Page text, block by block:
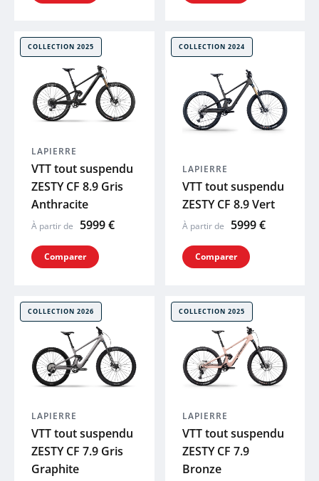
COLLECTION 2025
LAPIERRE
VTT tout suspendu
ZESTY CF 8.9 Gris
Anthracite
À partir de 5999 €
Comparer
COLLECTION 2024
LAPIERRE
VTT tout suspendu
ZESTY CF 8.9 Vert
À partir de 5999 €
Comparer
COLLECTION 2026
LAPIERRE
VTT tout suspendu
ZESTY CF 7.9 Gris
Graphite
COLLECTION 2025
LAPIERRE
VTT tout suspendu
ZESTY CF 7.9
Bronze